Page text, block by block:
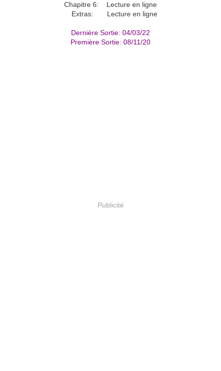
Chapitre 6: Lecture en ligne
Extras: Lecture en ligne
Dernière Sortie: 04/03/22
Première Sortie: 08/11/20
Publicité